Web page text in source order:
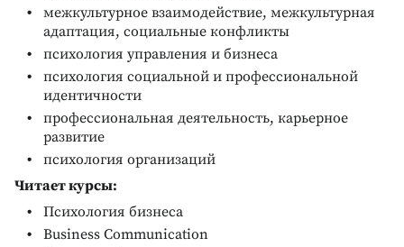
межкультурное взаимодействие, межкультурная
адаптация, социальные конфликты
психология управления и бизнеса
психология социальной и профессиональной
идентичности
профессиональная деятельность, карьерное
развитие
психология организаций
Читает курсы:
Психология бизнеса
Business Communication